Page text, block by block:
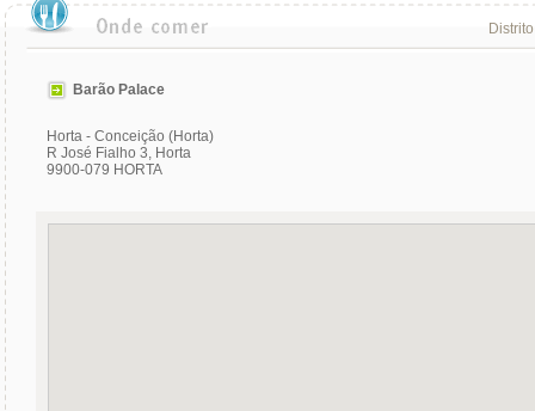
Barão Palace
Horta - Conceição (Horta)
R José Fialho 3, Horta
9900-079 HORTA